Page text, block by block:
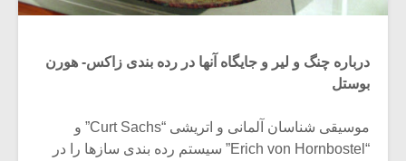
درباره چنگ و لیر و جایگاه آنها در رده بندی زاکس- هورن
بوستل
موسیقی شناسان آلمانی و اتریشی “Curt Sachs” و
“Erich von Hornbostel” سیستم رده بندی سازها را در